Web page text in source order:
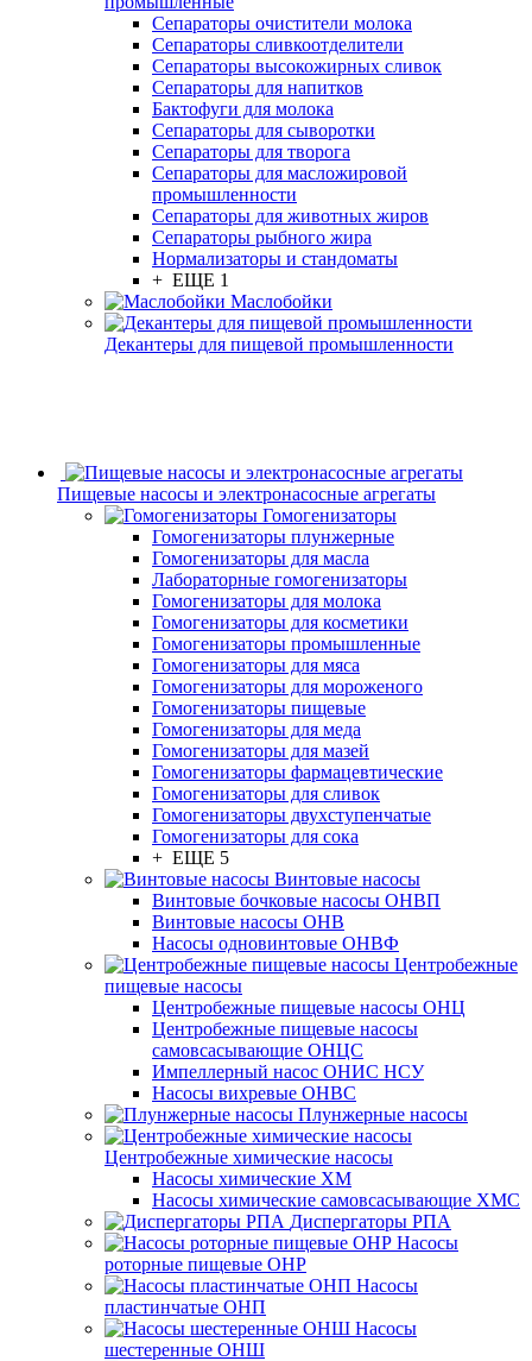
Сепараторы очистители молока
Сепараторы сливкоотделители
Сепараторы высокожирных сливок
Сепараторы для напитков
Бактофуги для молока
Сепараторы для сыворотки
Сепараторы для творога
Сепараторы для масложировой
промышленности
Сепараторы для животных жиров
Сепараторы рыбного жира
Нормализаторы и стандоматы
+ ЕЩЕ 1
Маслобойки
Декантеры для пищевой промышленности
Пищевые насосы и электронасосные агрегаты
Гомогенизаторы
Гомогенизаторы плунжерные
Гомогенизаторы для масла
Лабораторные гомогенизаторы
Гомогенизаторы для молока
Гомогенизаторы для косметики
Гомогенизаторы промышленные
Гомогенизаторы для мяса
Гомогенизаторы для мороженого
Гомогенизаторы пищевые
Гомогенизаторы для меда
Гомогенизаторы для мазей
Гомогенизаторы фармацевтические
Гомогенизаторы для сливок
Гомогенизаторы двухступенчатые
Гомогенизаторы для сока
+ ЕЩЕ 5
Винтовые насосы
Винтовые бочковые насосы ОНВП
Винтовые насосы ОНВ
Насосы одновинтовые ОНВФ
Центробежные
пищевые насосы
Центробежные пищевые насосы ОНЦ
Центробежные пищевые насосы
самовсасывающие ОНЦС
Импеллерный насос ОНИС НСУ
Насосы вихревые ОНВС
Плунжерные насосы
Центробежные химические насосы
Насосы химические ХМ
Насосы химические самовсасывающие ХМС
Диспергаторы РПА
Насосы
роторные пищевые ОНР
Насосы
пластинчатые ОНП
Насосы
шестеренные ОНШ